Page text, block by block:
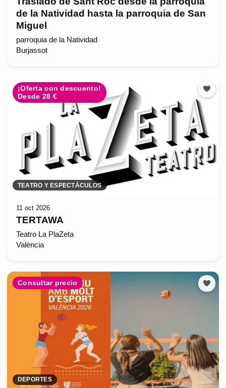
de la Natividad hasta la parroquia de San
Miguel
parroquia de la Natividad
Burjassot
¡Oferta con descuento!
Desde 28 €
TEATRO Y ESPECTÁCULOS
11 oct 2026
TERTAWA
Teatro La PlaZeta
València
Consultar precio
DEPORTES